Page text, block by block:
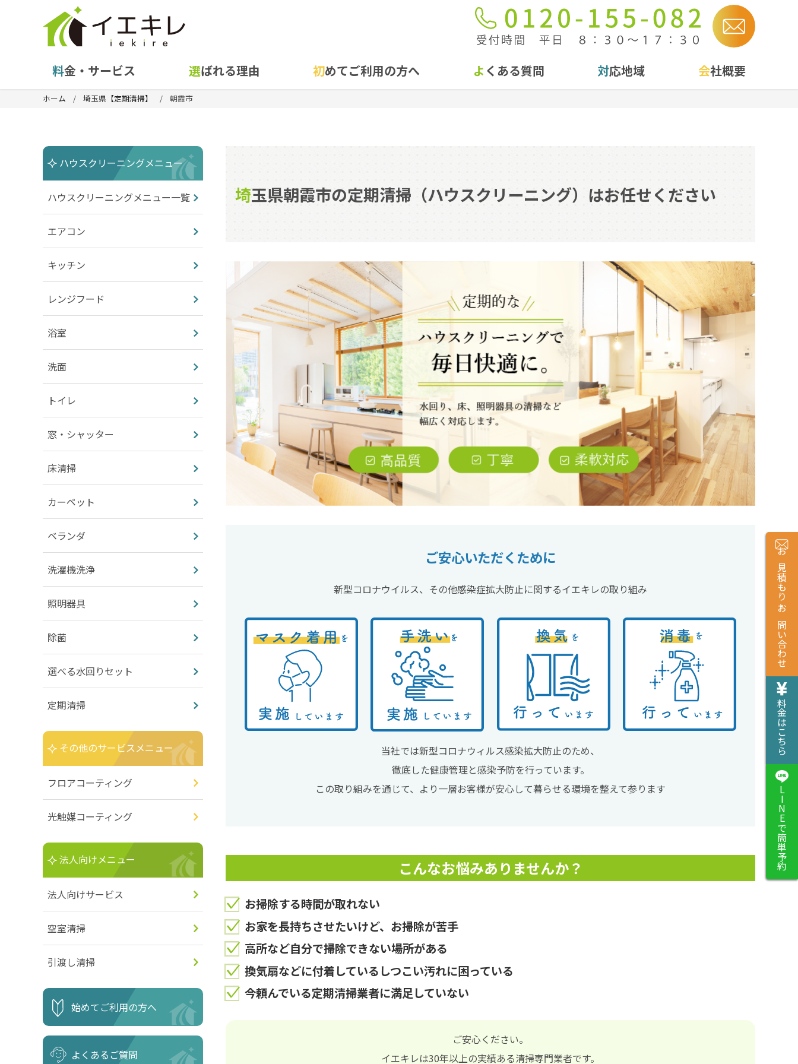
料金・サービス 選ばれる理由 初めてご利用の方へ よくある質問 対応地域 会社概要
ホーム 埼玉県【定期清掃】 朝霞市
埼玉県朝霞市の定期清掃（ハウスクリーニング）はお任せください
ご安心いただくために
新型コロナウイルス、その他感染症拡大防止に関するイエキレの取り組み
当社では新型コロナウィルス感染拡大防止のため、
徹底した健康管理と感染予防を行っています。
この取り組みを通じて、より一層お客様が安心して暮らせる環境を整えて参ります
こんなお悩みありませんか？
お掃除する時間が取れない
お家を長持ちさせたいけど、お掃除が苦手
高所など自分で掃除できない場所がある
換気扇などに付着しているしつこい汚れに困っている
今頼んでいる定期清掃業者に満足していない
ご安心ください。
イエキレは30年以上の実績ある清掃専門業者です。
ハウスクリーニングメニュー
ハウスクリーニングメニュー一覧
エアコン
キッチン
レンジフード
浴室
洗面
トイレ
窓・シャッター
床清掃
カーペット
ベランダ
洗濯機洗浄
照明器具
除菌
選べる水回りセット
定期清掃
その他のサービスメニュー
フロアコーティング
光触媒コーティング
法人向けメニュー
法人向けサービス
空室清掃
引渡し清掃
始めてご利用の方へ
よくあるご質問
お見積もり・お問い合わせ
料金はこちら
LINEで簡単予約